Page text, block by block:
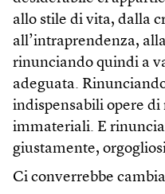
allo stile di vita, dalla
all’intraprendenza,
rinunciando quindi a
adeguata.
indispensabili opere
immateriali. E
giustamente,
Ci converrebbe